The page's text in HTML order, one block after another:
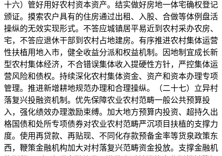
十六）管好用好农村资本资产。结实做好房地一体宅确权登记
颁证。摸索农户具有的住房通过出租、入股、合做等体例盘活
操纵的无效实现形式。不答应城镇居平易近到农村采办农房、
宅，不答应退休干部到农村占地建房。有序推进农村集体运营
性扶植用地入市，健全收益分派和权益机制。因地制宜成长新
型农村集体经济，不合错误集体收入提硬性方针，严控集体运
营风险和债权。持续深化农村集体资金、资产和资本办理专项
管理。推进新增耕地规范办理和合理操纵。（二十七）立异村
落复兴投融资机制。优先保障农业农村范畴一般公共预算投
入，强化绩效办理激励束缚。加大地方预算内投资、超持久出
格国债和处所专项债券对农业农村范畴严沉项目扶植的支撑力
度。使用再贷款、再贴现、不同化存款预备金率等货泉政策东
西，鞭策金融机构加大对村落复兴范畴资金投放。支撑金融机